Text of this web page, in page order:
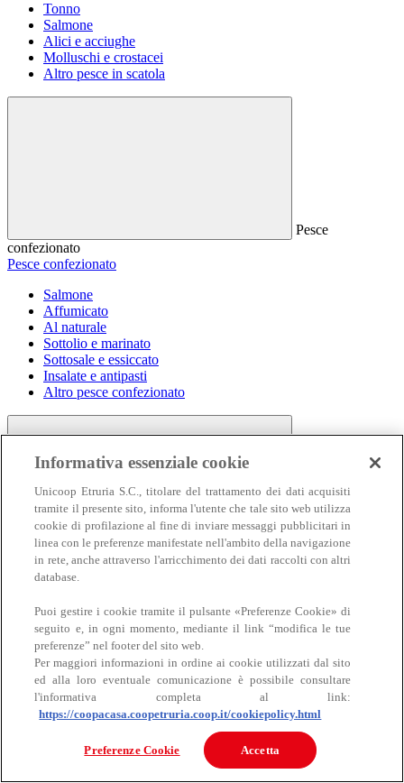
Tonno
Salmone
Alici e acciughe
Molluschi e crostacei
Altro pesce in scatola
Pesce
confezionato
Pesce confezionato
Salmone
Affumicato
Al naturale
Sottolio e marinato
Sottosale e essiccato
Insalate e antipasti
Altro pesce confezionato
Carne
Carne
Bovino
Informativa essenziale cookie
Unicoop Etruria S.C., titolare del trattamento dei dati acquisiti
tramite il presente sito, informa l'utente che tale sito web utilizza
cookie di profilazione al fine di inviare messaggi pubblicitari in
linea con le preferenze manifestate nell'ambito della navigazione
in rete, anche attraverso l'arricchimento dei dati raccolti con altri
database.
Puoi gestire i cookie tramite il pulsante «Preferenze Cookie» di
seguito e, in ogni momento, mediante il link “modifica le tue
preferenze” nel footer del sito web.
Per maggiori informazioni in ordine ai cookie utilizzati dal sito
ed alla loro eventuale comunicazione è possibile consultare
l'informativa completa al link:
https://coopacasa.coopetruria.coop.it/cookiepolicy.html
Preferenze Cookie Accetta